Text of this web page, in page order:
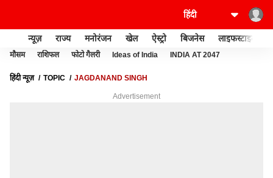
न्यूज़ राज्य मनोरंजन खेल ऐस्ट्रो बिजनेस लाइफस्टाइल
मौसम राशिफल फोटो गैलरी Ideas of India INDIA AT 2047
हिंदी न्यूज़ TOPIC JAGDANAND SINGH
Advertisement